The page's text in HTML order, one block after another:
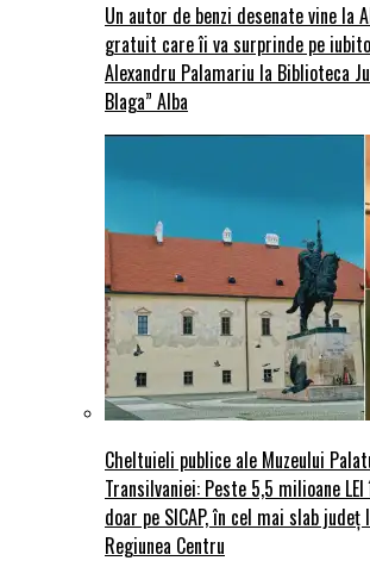
Un autor de benzi desenate vine la
gratuit care îi va surprinde pe
Alexandru Palamariu la Biblioteca
Blaga” Alba
Cheltuieli publice ale Muzeului
Transilvaniei: Peste 5,5 milioane
doar pe SICAP, în cel mai slab
Regiunea Centru